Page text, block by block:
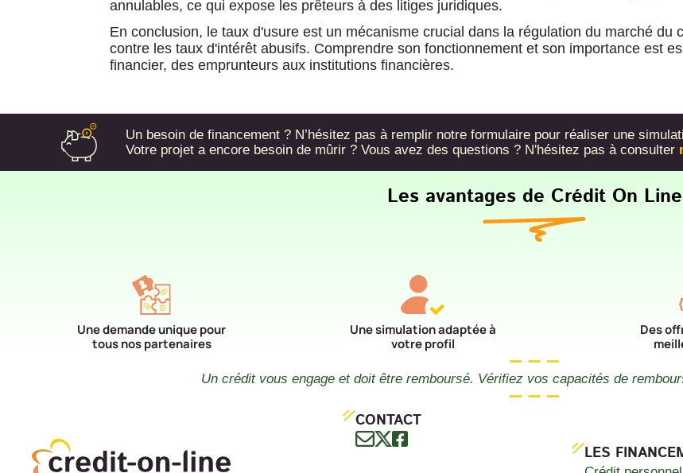
annulables, ce qui expose les prêteurs à des litiges juridiques.
En conclusion, le taux d'usure est un mécanisme crucial dans la régulation du marché du
contre les taux d'intérêt abusifs. Comprendre son fonctionnement et son importance est
financier, des emprunteurs aux institutions financières.
Un besoin de financement ? N’hésitez pas à remplir notre formulaire pour réaliser une
Votre projet a encore besoin de mûrir ? Vous avez des questions ? N'hésitez pas à consulter
Les avantages de Crédit On Line
Une demande unique pour
tous nos partenaires
Une simulation adaptée à
votre profil
Des
Un crédit vous engage et doit être remboursé. Vérifiez vos capacités de
CONTACT
LES